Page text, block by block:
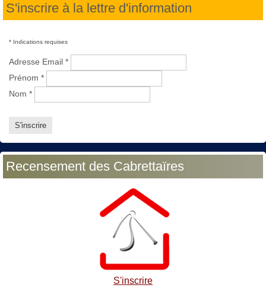
S'inscrire à la lettre d'information
* Indications requises
Adresse Email *
Prénom *
Nom *
Recensement des Cabrettaïres
S'inscrire